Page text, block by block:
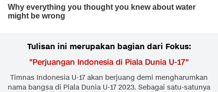
Tulisan ini merupakan bagian dari Fokus:
"Perjuangan Indonesia di Piala Dunia U-17"
Timnas Indonesia U-17 akan berjuang demi mengharumkan
nama bangsa di Piala Dunia U-17 2023. Sebagai satu-satunya